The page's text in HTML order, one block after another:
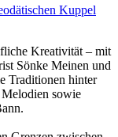
Kuppel
Kreativität – mit
Sönke Meinen und
Traditionen hinter
sowie